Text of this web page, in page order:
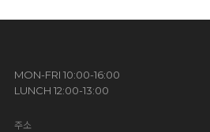
MON-FRI 10:00-16:00
LUNCH 12:00-13:00
주소